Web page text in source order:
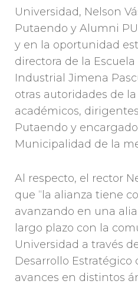
Universidad, Nelson
Putaendo y Alumni
y en la oportunidad
directora de la
Industrial Jimena
otras autoridades de
académicos,
Putaendo y
Municipalidad de la
Al respecto, el rector
que “la alianza tiene
avanzando en una
largo plazo con la
Universidad a través
Desarrollo
avances en distintos